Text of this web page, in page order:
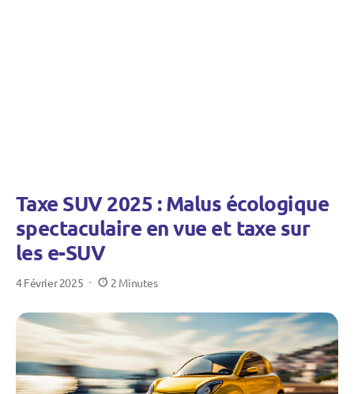
Taxe SUV 2025 : Malus écologique
spectaculaire en vue et taxe sur
les e-SUV
4 Février 2025 2 Minutes